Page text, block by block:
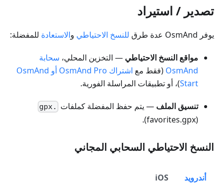
تصدير / استيراد
يوفر OsmAnd عدة طرق للنسخ الاحتياطي والاستعادة للمفضلة:
مواقع النسخ الاحتياطي — التخزين المحلي، سحابة
OsmAnd (فقط مع
اشتراك OsmAnd Pro أو OsmAnd
Start)، أو تطبيقات المراسلة الفورية.
تنسيق الملف — يتم حفظ المفضلة كملفات .gpx
(favorites.gpx).
النسخ الاحتياطي السحابي المجاني
أندرويد iOS